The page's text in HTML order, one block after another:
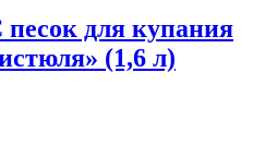
для купания
(1,6 л)